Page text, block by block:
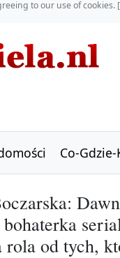
to our use of
Co-
rola od tych,